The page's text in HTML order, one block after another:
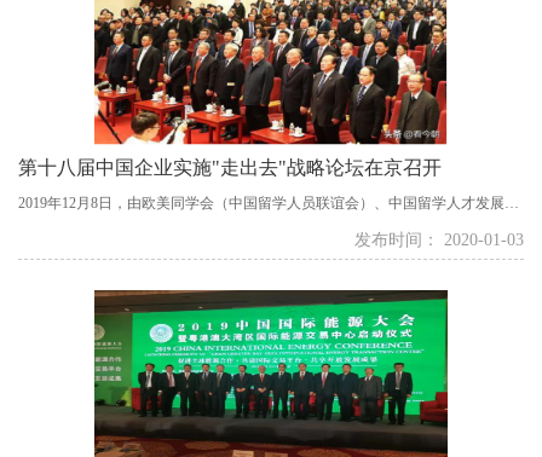
第十八届中国企业实施"走出去"战略论坛在京召开
2019年12月8日，由欧美同学会（中国留学人员联谊会）、中国留学人才发展基
金会共同主办，欧美同学会企业家联谊会发起组织的第十八届中国企业实施"走
出去"战略论坛在北京人民大会堂召开。本届论坛以"深化'一带一路'国际合作，
企业家联谊会总顾问白立忱，第...
发布时间： 2020-01-03